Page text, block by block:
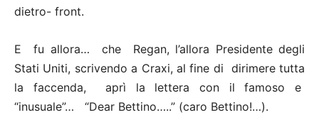
dietro- front.
E fu allora… che Regan, l’allora Presidente degli
Stati Uniti, scrivendo a Craxi, al fine di dirimere tutta
la faccenda, aprì la lettera con il famoso e
“inusuale”… “Dear Bettino…..” (caro Bettino!…).